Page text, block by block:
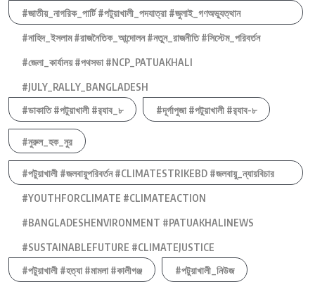
#জাতীয়_নাগরিক_পার্টি #পটুয়াখালী_পদযাত্রা #জুলাই_গণঅভ্যুত্থান
#নাহিদ_ইসলাম #রাজনৈতিক_আন্দোলন #নতুন_রাজনীতি #সিস্টেম_পরিবর্তন
#জেলা_কার্যালয় #পথসভা #NCP_PATUAKHALI
#JULY_RALLY_BANGLADESH
#ডাকাতি #পটুয়াখালী #র‍্যাব_৮
#দূর্গাপুজা #পটুয়াখালী #র‍্যাব-৮
#নুরুল_হক_নুর
#পটুয়াখালী #জলবায়ুপরিবর্তন #CLIMATESTRIKEBD #জলবায়ু_ন্যায়বিচার
#YOUTHFORCLIMATE #CLIMATEACTION
#BANGLADESHENVIRONMENT #PATUAKHALINEWS
#SUSTAINABLEFUTURE #CLIMATEJUSTICE
#পটুয়াখালী #হত্যা #মামলা #কালীগঞ্জ
#পটুয়াখালী_নিউজ